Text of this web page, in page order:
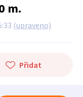
m.
(upraveno)
Přidat